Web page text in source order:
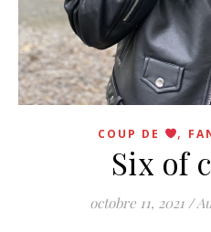
COUP DE ,
Six of
octobre 11, 2021 /